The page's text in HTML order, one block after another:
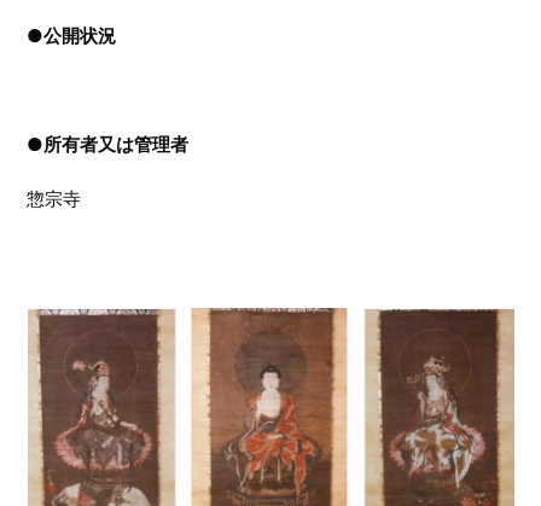
●公開状況
●所有者又は管理者
惣宗寺